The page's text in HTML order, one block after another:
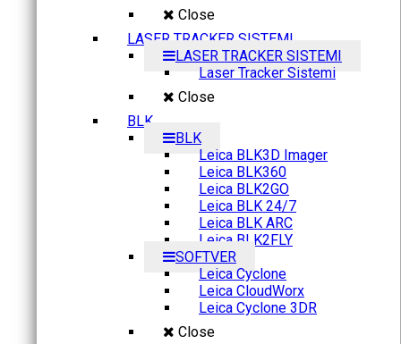
Close
LASER TRACKER SISTEMI
LASER TRACKER SISTEMI
Laser Tracker Sistemi
Close
BLK
BLK
Leica BLK3D Imager
Leica BLK360
Leica BLK2GO
Leica BLK 24/7
Leica BLK ARC
Leica BLK2FLY
SOFTVER
Leica Cyclone
Leica CloudWorx
Leica Cyclone 3DR
Close